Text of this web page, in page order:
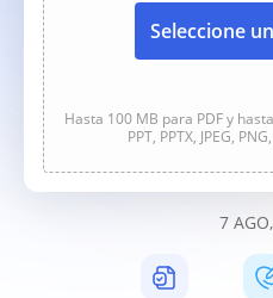
Seleccione
Hasta 100 MB para PDF y
PPT, PPTX, JPEG,
7